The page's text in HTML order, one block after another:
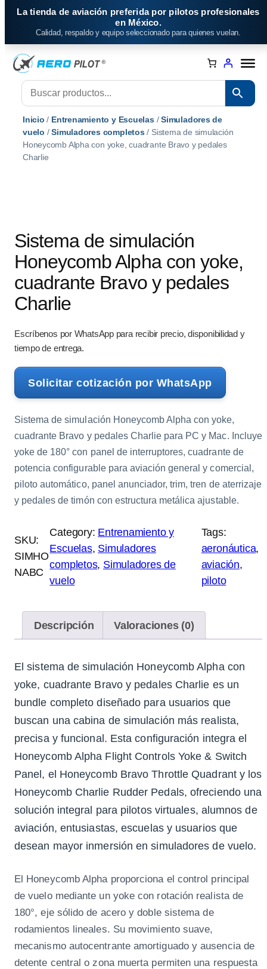
Saltar
La tienda de aviación preferida por pilotos profesionales
en México.
Calidad, respaldo y equipo seleccionado para quienes vuelan.
Inicio / Entrenamiento y Escuelas/Simuladores de
vuelo /Simuladores completos/ Sistema de simulación
Honeycomb Alpha con yoke, cuadrante Bravo y pedales
Charlie
Sistema de simulación
Honeycomb Alpha con yoke,
cuadrante Bravo y pedales
Charlie
Escríbenos por WhatsApp para recibir precio, disponibilidad y
tiempo de entrega.
Solicitar cotización por WhatsApp
Sistema de simulación Honeycomb Alpha con yoke,
cuadrante Bravo y pedales Charlie para PC y Mac. Incluye
yoke de 180° con panel de interruptores, cuadrante de
potencia configurable para aviación general y comercial,
piloto automático, panel anunciador, trim, tren de aterrizaje
y pedales de timón con estructura metálica ajustable.
SKU:
SIMHO
NABC
Category: Entrenamiento y
Escuelas, Simuladores
completos, Simuladores de
vuelo
Tags:
aeronáutica
aviación
piloto
Descripción Valoraciones (0)
El sistema de simulación Honeycomb Alpha con
yoke, cuadrante Bravo y pedales Charlie es un
bundle completo diseñado para usuarios que
buscan una cabina de simulación más realista,
precisa y funcional. Esta configuración integra el
Honeycomb Alpha Flight Controls Yoke & Switch
Panel, el Honeycomb Bravo Throttle Quadrant y los
Honeycomb Charlie Rudder Pedals, ofreciendo una
solución integral para pilotos virtuales, alumnos de
aviación, entusiastas, escuelas y usuarios que
desean mayor inmersión en simuladores de vuelo.
El Honeycomb Alpha proporciona el control principal
de vuelo mediante un yoke con rotación realista de
180°, eje sólido de acero y doble sistema de
rodamientos lineales. Su movimiento suave,
mecanismo autocentrante amortiguado y ausencia de
detente central o zona muerta permiten una respuesta